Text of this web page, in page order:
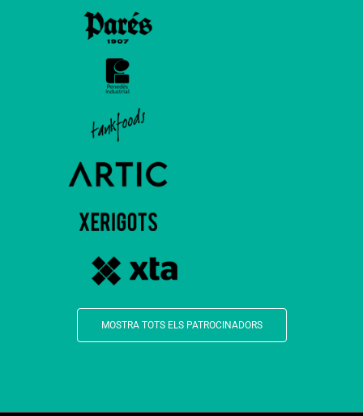
MOSTRA TOTS ELS PATROCINADORS